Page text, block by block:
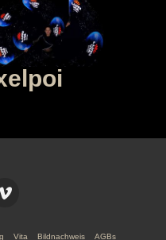
Vita Bildnachweis AGBs